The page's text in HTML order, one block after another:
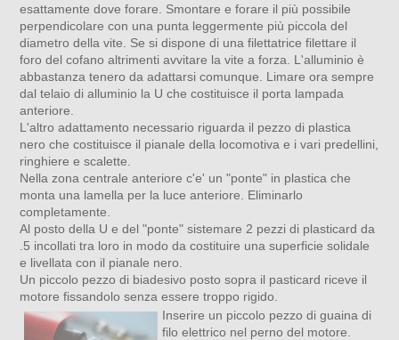
esattamente dove forare. Smontare e forare il più possibile
perpendicolare con una punta leggermente più piccola del
diametro della vite. Se si dispone di una filettatrice filettare il
foro del cofano altrimenti avvitare la vite a forza. L'alluminio è
abbastanza tenero da adattarsi comunque. Limare ora sempre
dal telaio di alluminio la U che costituisce il porta lampada
anteriore.
L'altro adattamento necessario riguarda il pezzo di plastica
nero che costituisce il pianale della locomotiva e i vari predellini,
ringhiere e scalette.
Nella zona centrale anteriore c'e' un "ponte" in plastica che
monta una lamella per la luce anteriore. Eliminarlo
completamente.
Al posto della U e del "ponte" sistemare 2 pezzi di plasticard da
.5 incollati tra loro in modo da costituire una superficie solidale
e livellata con il pianale nero.
Un piccolo pezzo di biadesivo posto sopra il pasticard riceve il
motore fissandolo senza essere troppo rigido.
Inserire un piccolo pezzo di guaina di
filo elettrico nel perno del motore.